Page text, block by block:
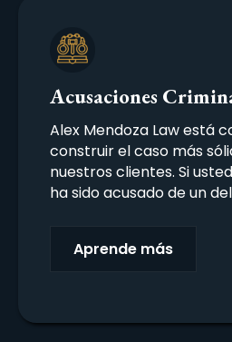
Acusaciones
Alex Mendoza Law está
construir el caso más
nuestros clientes. Si
ha sido acusado de un
Aprende más